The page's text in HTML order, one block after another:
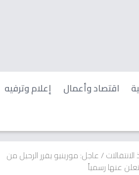
اقتصاد وأعمال إعلام وترفيه
/عاجل: مورينيو يقرر الرحيل من
عنها رسمياً